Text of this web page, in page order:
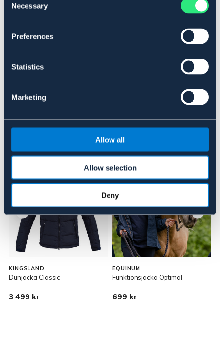
Selection
Necessary
Preferences
Statistics
Marketing
Allow all
Allow selection
Deny
Recensioner
Om varumärket
Liknande produkter
KINGSLAND
Dunjacka Classic
3 499 kr
EQUINUM
Funktionsjacka Optimal
699 kr